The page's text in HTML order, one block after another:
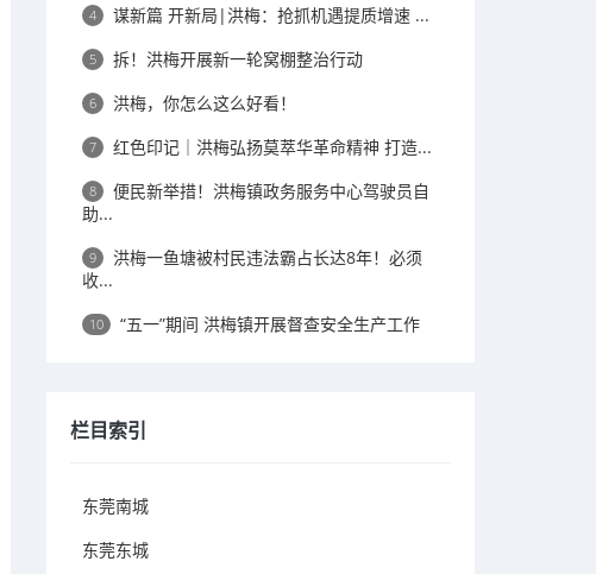
4 谋新篇 开新局|洪梅：抢抓机遇提质增速 ...
5 拆！洪梅开展新一轮窝棚整治行动
6 洪梅，你怎么这么好看！
7 ​红色印记｜洪梅弘扬莫萃华革命精神 打造...
8
便民新举措！洪梅镇政务服务中心驾驶员自
助...
9
洪梅一鱼塘被村民违法霸占长达8年！必须
收...
10 “五一”期间 洪梅镇开展督查安全生产工作
栏目索引
东莞南城
东莞东城